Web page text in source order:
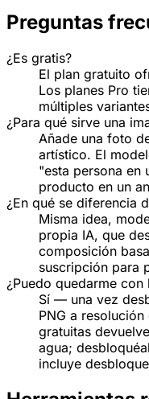
Preguntas
¿Es gratis?
El plan gratuito
Los planes Pro
múltiples
¿Para qué sirve una
Añade una foto
artístico. El
"esta persona en
producto en un
¿En qué se diferencia
Misma idea,
propia IA, que
composición
suscripción para
¿Puedo quedarme con
Sí — una vez
PNG a
gratuitas
agua;
incluye